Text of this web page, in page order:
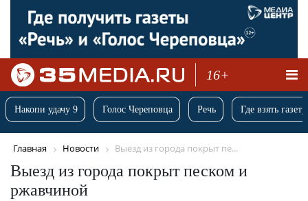
16+
Накопи удачу 9 Голос Череповца Речь Где взять
Главная Новости Выезд из города покрыт пе...
Выезд из города покрыт песком и
ржавчиной